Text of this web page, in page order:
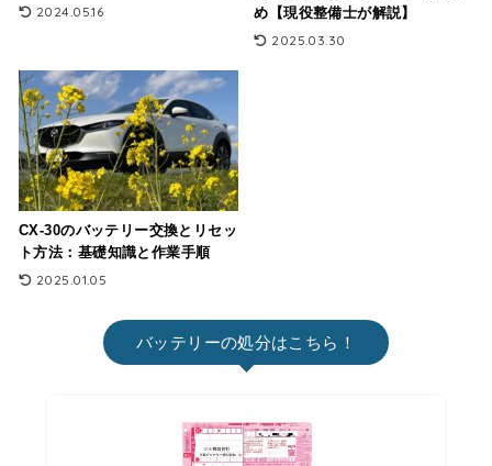
2024.05.16
め【現役整備士が解説】
2025.03.30
CX-30のバッテリー交換とリセッ
ト方法：基礎知識と作業手順
2025.01.05
バッテリーの処分はこちら！